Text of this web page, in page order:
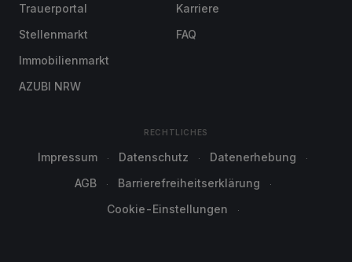
Trauerportal
Stellenmarkt
Immobilienmarkt
AZUBI NRW
Karriere
FAQ
RECHTLICHES
Impressum Datenschutz
Datenerhebung
AGB
Barrierefreiheitserklärung
Cookie-Einstellungen